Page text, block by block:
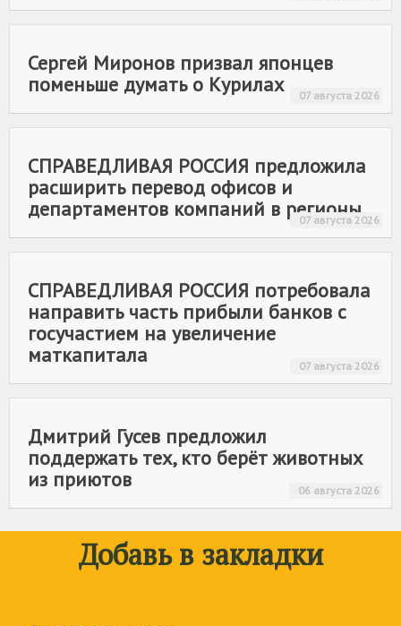
Сергей Миронов призвал японцев
поменьше думать о Курилах
07 августа 2026
СПРАВЕДЛИВАЯ РОССИЯ предложила
расширить перевод офисов и
департаментов компаний в регионы
07 августа 2026
СПРАВЕДЛИВАЯ РОССИЯ потребовала
направить часть прибыли банков с
госучастием на увеличение
маткапитала
07 августа 2026
Дмитрий Гусев предложил
поддержать тех, кто берёт животных
из приютов
06 августа 2026
Добавь в закладки